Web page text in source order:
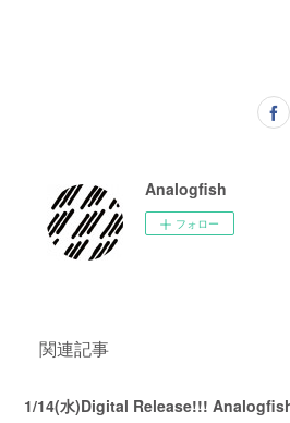
Analogfish
フォロー
関連記事